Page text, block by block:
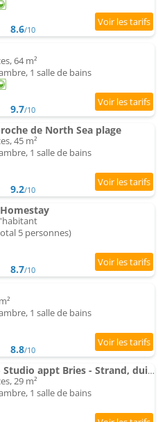
8.6/10
64 m²
1 salle de bains
9.7/10
de North Sea plage
45 m²
1 salle de bains
9.2/10
5 personnes)
8.7/10
1 salle de bains
8.8/10
De Duinlopers - Studio appt Bries - Strand, duinen en nabij cultuur steden
29 m²
1 salle de bains